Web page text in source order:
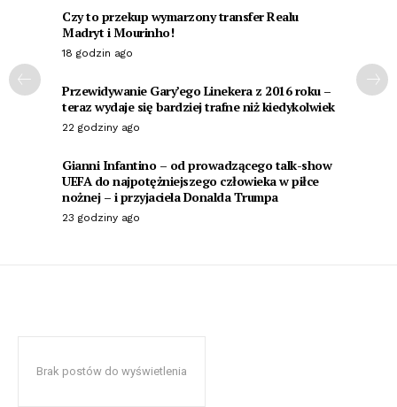
Czy to przekup wymarzony transfer Realu
Madryt i Mourinho!
18 godzin ago
Przewidywanie Gary’ego Linekera z 2016 roku –
teraz wydaje się bardziej trafne niż kiedykolwiek
22 godziny ago
Gianni Infantino – od prowadzącego talk-show
UEFA do najpotężniejszego człowieka w piłce
nożnej – i przyjaciela Donalda Trumpa
23 godziny ago
Brak postów do wyświetlenia